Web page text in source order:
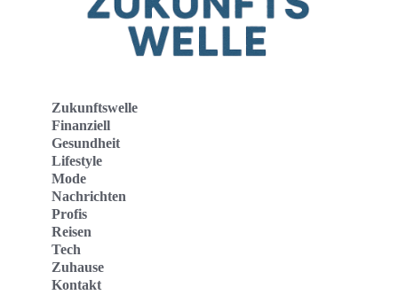
Zukunftswelle
Finanziell
Gesundheit
Lifestyle
Mode
Nachrichten
Profis
Reisen
Tech
Zuhause
Kontakt